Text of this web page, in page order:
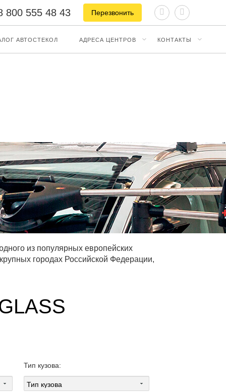
800 555 48 43 Перезвонить
АВТОСТЕКОЛ АДРЕСА ЦЕНТРОВ КОНТАКТЫ
из популярных европейских
городах Российской Федерации,
Тип кузова: